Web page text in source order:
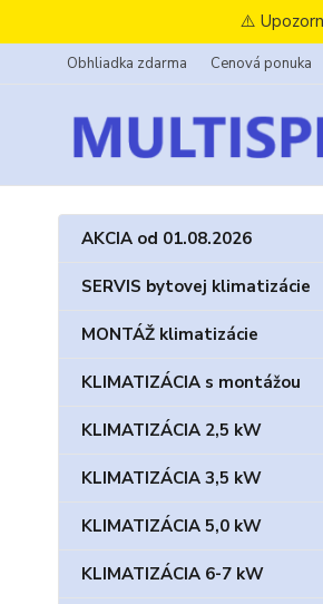
⚠️
Obhliadka zdarma Cenová ponuka
AKCIA od 01.08.2026
SERVIS bytovej klimatizácie
MONTÁŽ klimatizácie
KLIMATIZÁCIA s montážou
KLIMATIZÁCIA 2,5 kW
KLIMATIZÁCIA 3,5 kW
KLIMATIZÁCIA 5,0 kW
KLIMATIZÁCIA 6-7 kW